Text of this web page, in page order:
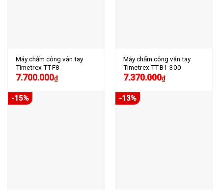
Máy chấm công vân tay
Timetrex TT-F8
7.700.000₫
Máy chấm công vân tay
Timetrex TT-B1-300
7.370.000₫
-15% -13%